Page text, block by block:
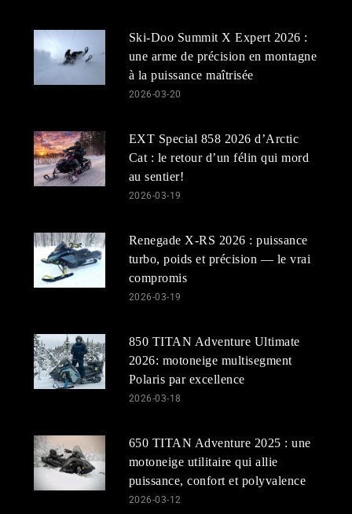
Ski-Doo Summit X Expert 2026 :
une arme de précision en montagne
à la puissance maîtrisée
2026-03-20
EXT Special 858 2026 d’Arctic
Cat : le retour d’un félin qui mord
au sentier!
2026-03-19
Renegade X-RS 2026 : puissance
turbo, poids et précision — le vrai
compromis
2026-03-19
850 TITAN Adventure Ultimate
2026: motoneige multisegment
Polaris par excellence
2026-03-18
650 TITAN Adventure 2025 : une
motoneige utilitaire qui allie
puissance, confort et polyvalence
2026-03-12